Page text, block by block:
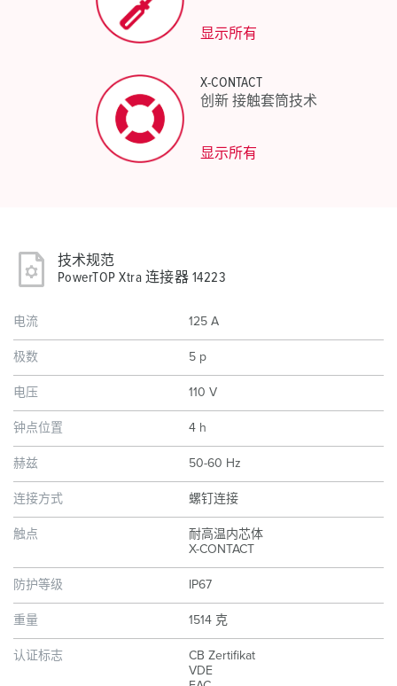
显示所有
X-CONTACT
创新 接触套筒技术
显示所有
技术规范
PowerTOP Xtra 连接器 14223
电流 125 A
极数 5 p
电压 110 V
钟点位置 4 h
赫兹 50-60 Hz
连接方式 螺钉连接
触点
耐高温内芯体
X-CONTACT
防护等级 IP67
重量 1514 克
认证标志
CB Zertifikat
VDE